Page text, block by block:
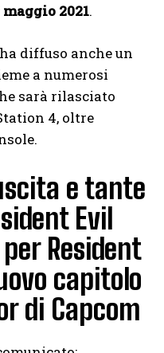
maggio 2021.
diffuso anche un
a numerosi
sarà rilasciato
4, oltre
e tante
Evil
Resident
capitolo
di Capcom